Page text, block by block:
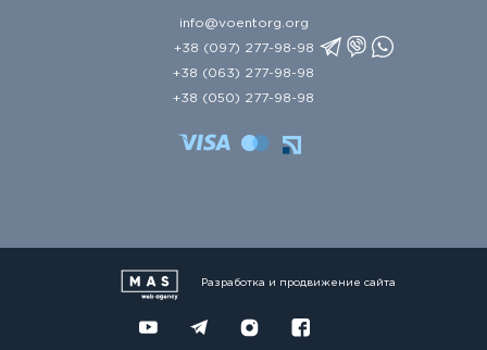
info@voentorg.org
+38 (097) 277-98-98
+38 (063) 277-98-98
+38 (050) 277-98-98
Разработка и продвижение сайта